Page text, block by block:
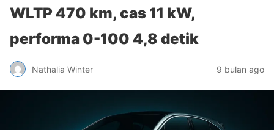
WLTP 470 km, cas 11 kW,
performa 0-100 4,8 detik
Nathalia Winter 9 bulan ago